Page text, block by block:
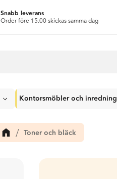
Snabb leverans
Order före 15.00 skickas samma dag
Kontorsmöbler och inredning
Toner och bläck